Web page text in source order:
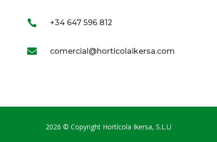
 +34 647 596 812
 comercial@horticolaikersa.com
2026 © Copyright Hortícola Ikersa, S.L.U